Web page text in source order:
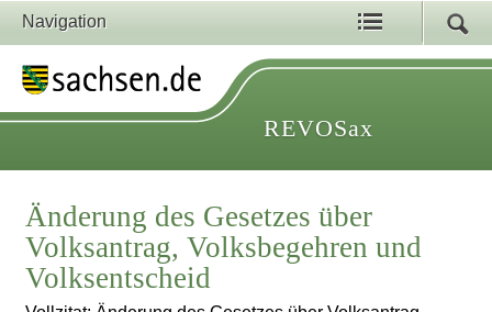
Navigation
REVOSax
Änderung des Gesetzes über
Volksantrag, Volksbegehren und
Volksentscheid